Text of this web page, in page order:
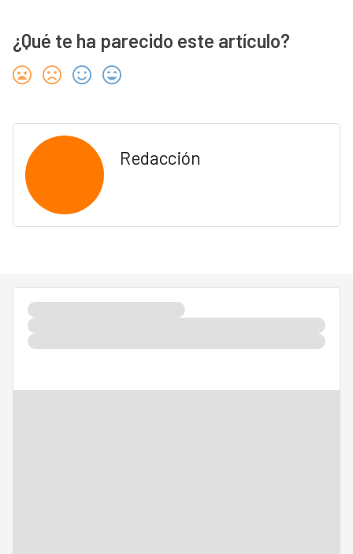
¿Qué te ha parecido este artículo?
Redacción